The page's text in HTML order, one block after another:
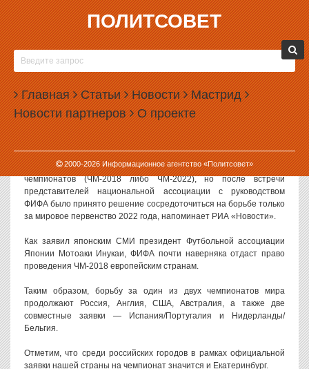
ПОЛИТСОВЕТ
Главная Статьи Новости Мастрид
Новости партнеров О проекте
2000-2026Информационное агентство «Политсовет»
04.05.2010, 11:57
ТОКИО УСТУПИЛ ЕКАТЕРИНБУРГУ ПРАВО
ПРОВЕДЕНИЯ ЧЕМПИОНАТА МИРА ПО
ФУТБОЛУ — 2018
В отличие от России, Япония не будет претендовать на
проведение чемпионата мира по футболу 2018 года, сообщает
АП.
Первоначально Япония подавала заявку на один из двух
чемпионатов (ЧМ-2018 либо ЧМ-2022), но после встречи
представителей национальной ассоциации с руководством
ФИФА было принято решение сосредоточиться на борьбе только
за мировое первенство 2022 года, напоминает РИА «Новости».
Как заявил японским СМИ президент Футбольной ассоциации
Японии Мотоаки Инукаи, ФИФА почти наверняка отдаст право
проведения ЧМ-2018 европейским странам.
Таким образом, борьбу за один из двух чемпионатов мира
продолжают Россия, Англия, США, Австралия, а также две
совместные заявки — Испания/Португалия и Нидерланды/
Бельгия.
Отметим, что среди российских городов в рамках официальной
заявки нашей страны на чемпионат значится и Екатеринбург.